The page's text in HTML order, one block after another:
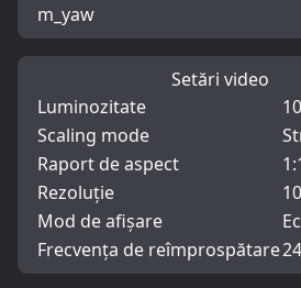
m_yaw
Setări video
Luminozitate
Scaling mode
Raport de aspect
Rezoluție
Mod de afișare
Frecvența de reîmprospătare